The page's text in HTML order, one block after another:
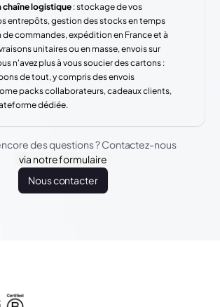
chaîne logistique : stockage de vos
entrepôts, gestion des stocks en temps
commandes, expédition en France et à
unitaires ou en masse, envois sur
n'avez plus à vous soucier des cartons :
de tout, y compris des envois
packs collaborateurs, cadeaux clients,
dédiée.
des questions ? Contactez-nous
via notre formulaire
Nous contacter